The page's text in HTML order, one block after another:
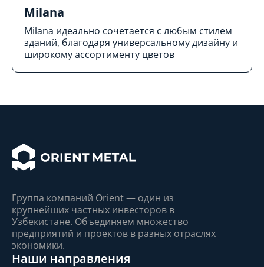
Milana
Milana идеально сочетается с любым стилем
зданий, благодаря универсальному дизайну и
широкому ассортименту цветов
Группа компаний Orient — один из
крупнейшиx частныx инвесторов в
Узбекистане. Объединяем множество
предприятий и проектов в разныx отрасляx
экономики.
Наши направления